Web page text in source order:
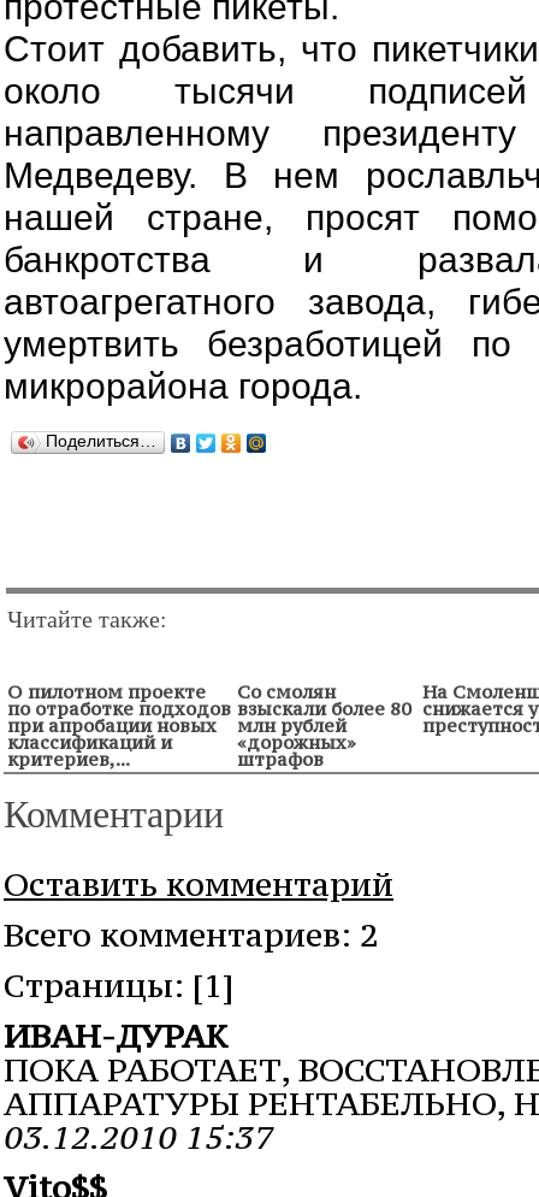
Стоит добавить, что
около тысячи
направленному
Медведеву. В нем
нашей стране, просят
банкротства и
автоагрегатного завода,
умертвить безработицей
микрорайона города.
Поделиться…
Читайте также:
О пилотном проекте
по отработке подходов
при апробации новых
классификаций и
критериев,...
Со смолян
взыскали более 80
млн рублей
«дорожных»
штрафов
На
снижается
Комментарии
Оставить комментарий
Всего комментариев: 2
Cтраницы: [1]
ИВАН-ДУРАК
ПОКА РАБОТАЕТ,
АППАРАТУРЫ РЕНТАБЕЛЬНО,
03.12.2010 15:37
Vito$$